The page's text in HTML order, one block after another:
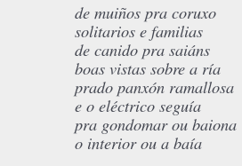
de muiños pra coruxo
solitarios e familias
de canido pra saiáns
boas vistas sobre a ría
prado panxón ramallosa
e o eléctrico seguía
pra gondomar ou baiona
o interior ou a baía